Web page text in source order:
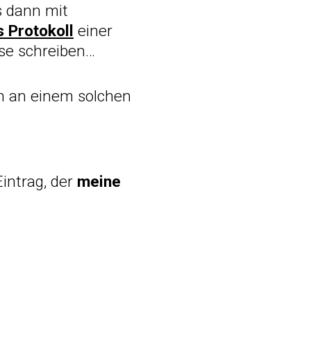
dann mit
Protokoll einer
schreiben…
an einem solchen
der meine